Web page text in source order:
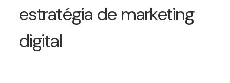
estratégia de marketing
digital